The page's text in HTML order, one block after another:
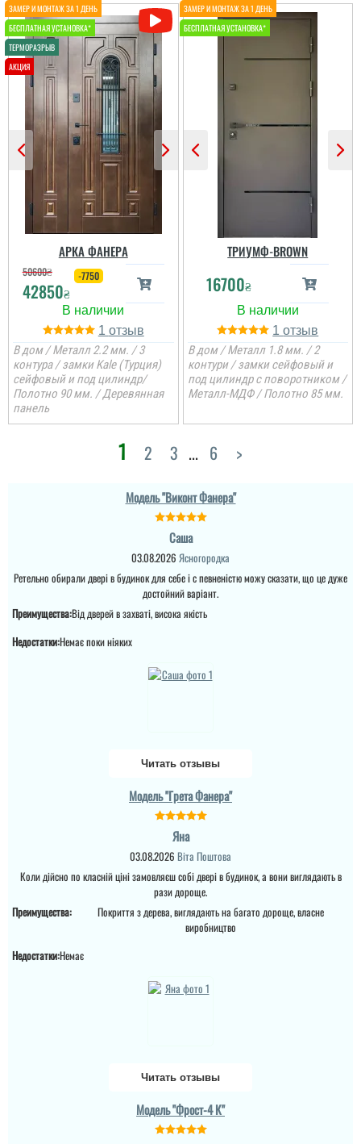
не спостерігав таких
дверей серед
виробників, щоб ручка
скоба була защита з
такого самого матреілу
фанери, дуже зроблено
вдало і якісно, дуже
задоволений...
Тарас
нову пошту, швидко
пришли, легко
читати всі відгуки
Виглядають надійно,
чекати довго не
АРКА ФАНЕРА
50600₴
42850₴
-7750
1
В дом / Металл 2.2 мм. / 3
контура / замки Kale (Турция)
сейфовый и под цилиндр/
Полотно 90 мм. / Деревянная
панель
ТРИУМФ-BROWN
16700₴
1
В дом / Металл 1.8 мм. / 2
контури / замки сейфовый и
под цилиндр с поворотником /
Металл-МДФ / Полотно 85 мм.
1 2 3 ... 6 >
Модель "Виконт Фанера"
Саша
03.08.2026 Ясногородка
Ретельно обирали двері в будинок для себе і с певненістю можу сказати, що це дуже
достойний варіант.
Преимущества:Від дверей в захваті, висока якість
Недостатки:Немає поки ніяких
Читать отзывы
Модель "Грета Фанера"
Яна
03.08.2026 Віта Поштова
Коли дійсно по класній ціні замовляєш собі двері в будинок, а вони виглядають в
рази дороще.
Преимущества:
Покриття з дерева, виглядають на багато дороще, власне
виробництво
Недостатки:Немає
Читать отзывы
Модель "Фрост-4 К"